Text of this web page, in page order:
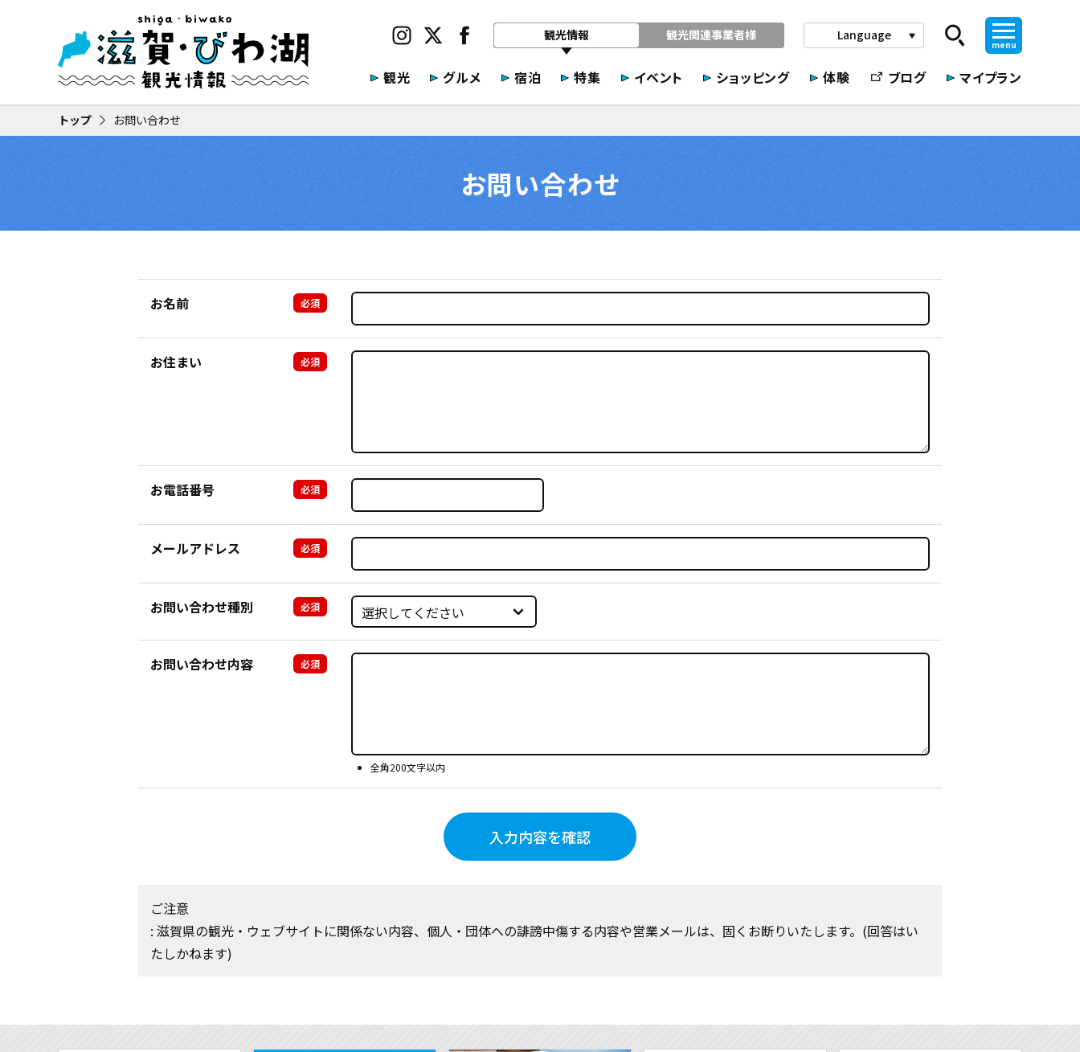
観光情報 観光関連事業者様 Language play_arrow
menu
観光 グルメ 宿泊 特集 イベント ショッピング 体験 ブログ マイプラン
トップ お問い合わせ
お問い合わせ
お名前 必須
お住まい 必須
お電話番号 必須
メールアドレス 必須
お問い合わせ種別 必須
お問い合わせ内容 必須
全角200文字以内
入力内容を確認
ご注意
: 滋賀県の観光・ウェブサイトに関係ない内容、個人・団体への誹謗中傷する内容や営業メールは、固くお断りいたします。(回答はい
たしかねます)